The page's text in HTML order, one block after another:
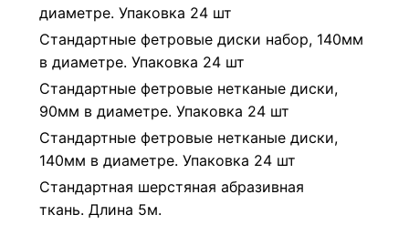
диаметре. Упаковка 24 шт
Стандартные фетровые диски набор, 140мм
в диаметре. Упаковка 24 шт
Стандартные фетровые нетканые диски,
90мм в диаметре. Упаковка 24 шт
Стандартные фетровые нетканые диски,
140мм в диаметре. Упаковка 24 шт
Стандартная шерстяная абразивная
ткань. Длина 5м.